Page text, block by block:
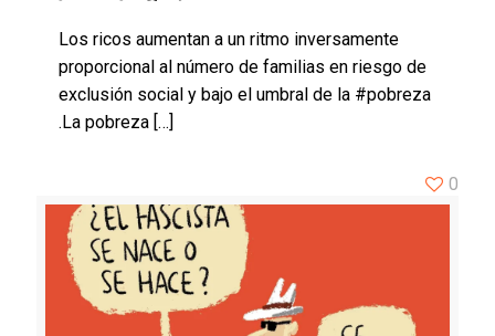
Los ricos aumentan a un ritmo inversamente
proporcional al número de familias en riesgo de
exclusión social y bajo el umbral de la #pobreza
.La pobreza […]
0